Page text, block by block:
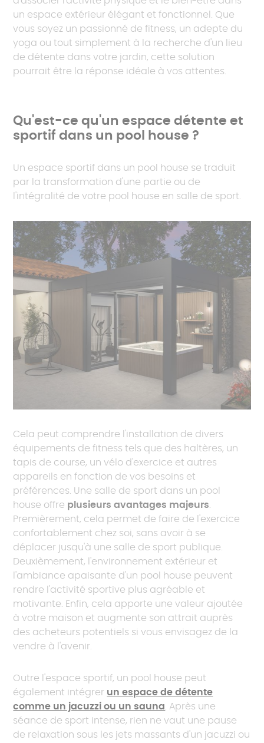
un espace extérieur élégant et fonctionnel. Que
vous soyez un passionné de fitness, un adepte du
yoga ou tout simplement à la recherche d'un lieu
de détente dans votre jardin, cette solution
pourrait être la réponse idéale à vos attentes.
Qu'est-ce qu'un espace détente et
sportif dans un pool house ?
Un espace sportif dans un pool house se traduit
par la transformation d'une partie ou de
l'intégralité de votre pool house en salle de sport.
Cela peut comprendre l'installation de divers
équipements de fitness tels que des haltères, un
tapis de course, un vélo d'exercice et autres
appareils en fonction de vos besoins et
préférences. Une salle de sport dans un pool
house offre plusieurs avantages majeurs.
Premièrement, cela permet de faire de l'exercice
confortablement chez soi, sans avoir à se
déplacer jusqu'à une salle de sport publique.
Deuxièmement, l'environnement extérieur et
l'ambiance apaisante d'un pool house peuvent
rendre l'activité sportive plus agréable et
motivante. Enfin, cela apporte une valeur ajoutée
à votre maison et augmente son attrait auprès
des acheteurs potentiels si vous envisagez de la
vendre à l'avenir.
Outre l'espace sportif, un pool house peut
également intégrer un espace de détente
comme un jacuzzi ou un sauna. Après une
séance de sport intense, rien ne vaut une pause
de relaxation sous les jets massants d'un jacuzzi ou